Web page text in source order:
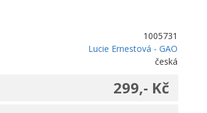
1005731
Lucie Ernestová - GAO
česká
299,- Kč